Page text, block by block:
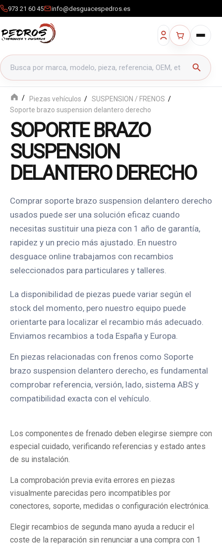
973 21 60 45 info@desguacespedros.es
Buscar productos
search
Piezas vehículos
SUSPENSION / FRENOS
Soporte brazo suspension delantero derecho
SOPORTE BRAZO
SUSPENSION
DELANTERO DERECHO
Comprar soporte brazo suspension delantero derecho
usados puede ser una solución eficaz cuando
necesitas sustituir una pieza con 1 año de garantía,
rapidez y un precio más ajustado. En nuestro
desguace online trabajamos con recambios
seleccionados para particulares y talleres.
La disponibilidad de piezas puede variar según el
stock del momento, pero nuestro equipo puede
orientarte para localizar el recambio más adecuado.
Enviamos recambios a toda España y Europa.
En piezas relacionadas con frenos como Soporte
brazo suspension delantero derecho, es fundamental
comprobar referencia, versión, lado, sistema ABS y
compatibilidad exacta con el vehículo.
Los componentes de frenado deben elegirse siempre con
especial cuidado, verificando referencias y estado antes
de su instalación.
La comprobación previa evita errores en piezas
visualmente parecidas pero incompatibles por
conectores, soporte, medidas o configuración electrónica.
Elegir recambios de segunda mano ayuda a reducir el
coste de la reparación sin renunciar a una compra con 1